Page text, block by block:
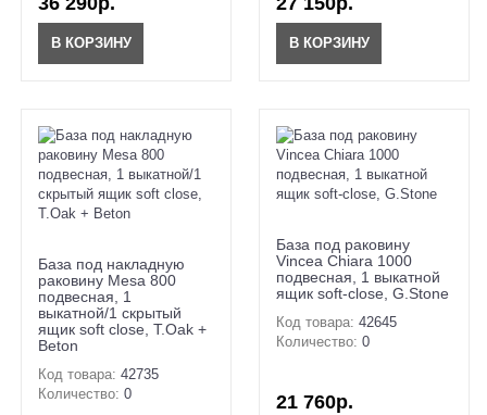
В КОРЗИНУ В КОРЗИНУ
База под накладную
раковину Mesa 800
подвесная, 1
выкатной/1 скрытый
ящик soft close, T.Oak +
Beton
Код товара: 42735
Количество: 0
База под раковину
Vincea Chiara 1000
подвесная, 1 выкатной
ящик soft-close, G.Stone
Код товара: 42645
Количество: 0
21 760р.